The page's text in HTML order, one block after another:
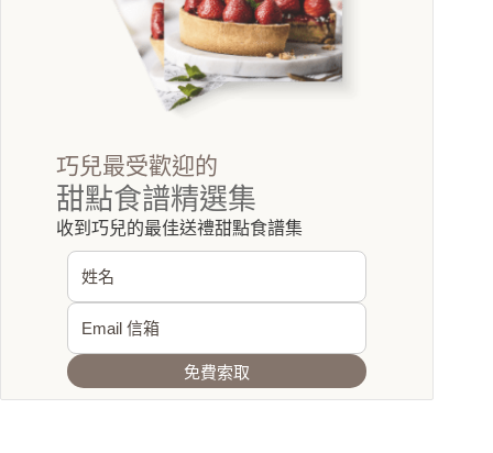
巧兒最受歡迎的
甜點食譜精選集
收到巧兒的最佳送禮甜點食譜集
免費索取